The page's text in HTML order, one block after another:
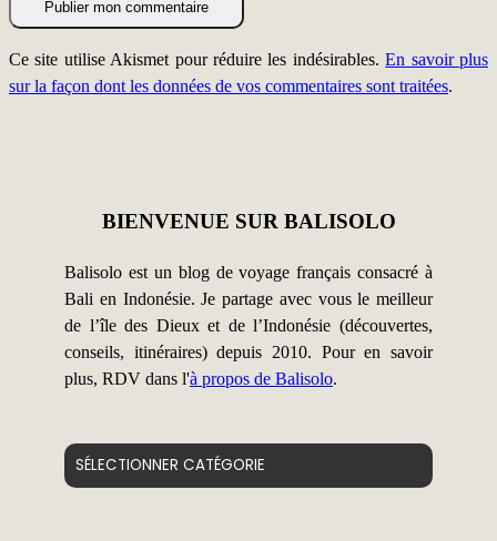
Ce site utilise Akismet pour réduire les indésirables.En savoir plus
sur la façon dont les données de vos commentaires sont traitées.
BIENVENUE SUR BALISOLO
Balisolo est un blog de voyage français consacré à
Bali en Indonésie. Je partage avec vous le meilleur
de l’île des Dieux et de l’Indonésie (découvertes,
conseils, itinéraires) depuis 2010. Pour en savoir
plus, RDV dans l'à propos de Balisolo.